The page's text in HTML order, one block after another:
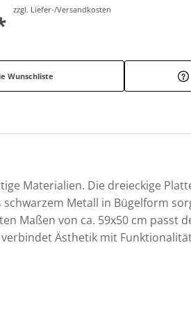
zzgl. Liefer-/Versandkosten
Wunschliste
Materialien. Die dreieckige
schwarzem Metall in Bügelform
Maßen von ca. 59x50 cm passt
Ästhetik mit